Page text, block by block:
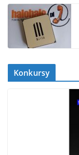
Konkursy